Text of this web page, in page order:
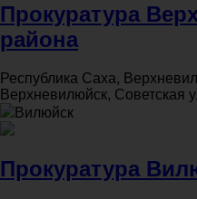
Прокуратура
района
Республика Саха,
Верхневилюйск, Советская
Вилюйск
Прокуратура